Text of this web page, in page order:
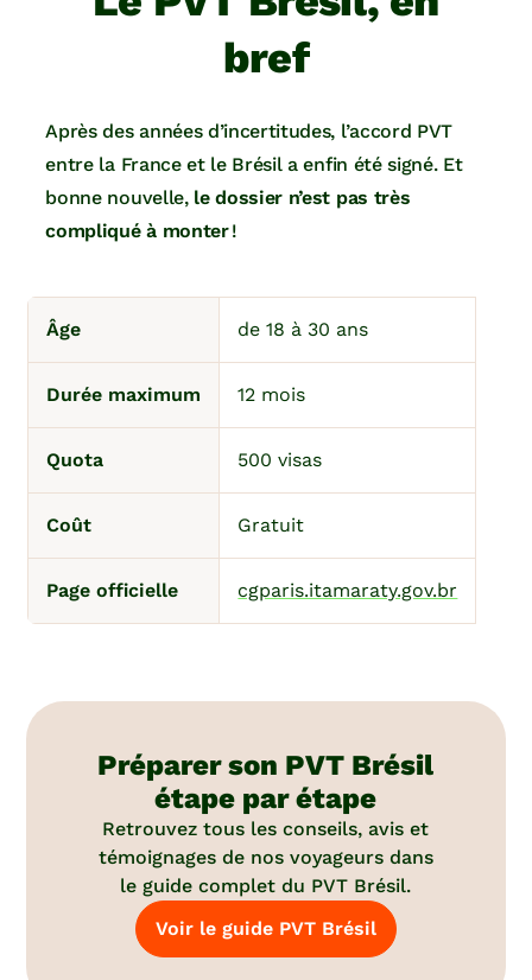
bref
Après des années d’incertitudes, l’accord PVT
entre la France et le Brésil a enfin été signé. Et
bonne nouvelle, le dossier n’est pas très
compliqué à monter!
Âge de 18 à 30 ans
Durée maximum 12 mois
Quota 500 visas
Coût Gratuit
Page officielle cgparis.itamaraty.gov.br
Préparer son PVT Brésil
étape par étape
Retrouvez tous les conseils, avis et
témoignages de nos voyageurs dans
le guide complet du PVT Brésil.
Voir le guide PVT Brésil